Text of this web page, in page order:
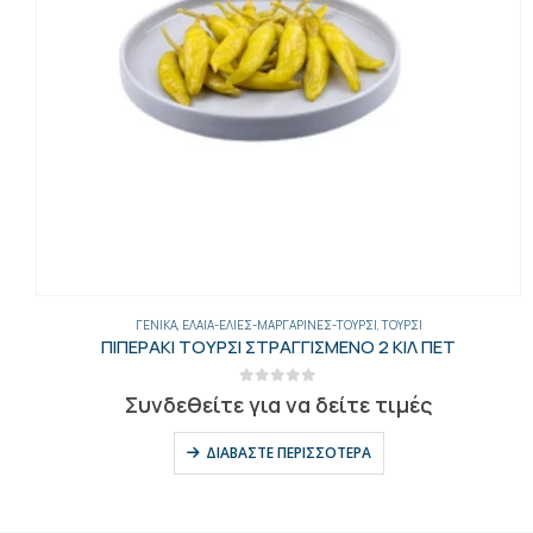
ΓΕΝΙΚΑ, ΈΛΑΙΑ-ΕΛΙΈΣ-ΜΑΡΓΑΡΊΝΕΣ-ΤΟΥΡΣΊ,ΤΟΥΡΣΊ
ΠΙΠΕΡΑΚΙ ΤΟΥΡΣΙ ΣΤΡΑΓΓΙΣΜΕΝΟ 2 ΚΙΛ ΠΕΤ
Συνδεθείτε για να δείτε τιμές
ΔΙΑΒΆΣΤΕ ΠΕΡΙΣΣΌΤΕΡΑ